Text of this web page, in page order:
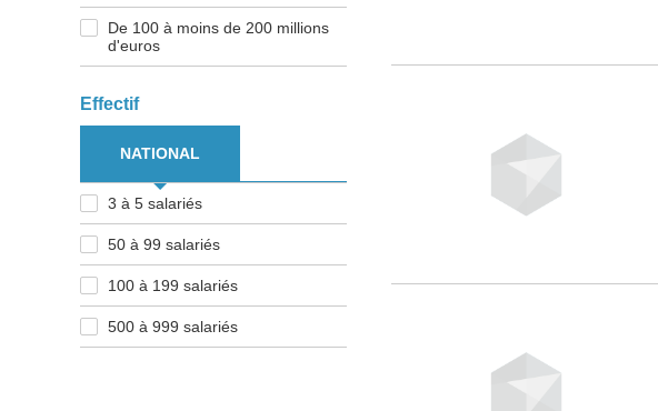
De 100 à moins de 200 millions
d'euros
Effectif
NATIONAL
3 à 5 salariés
50 à 99 salariés
100 à 199 salariés
500 à 999 salariés